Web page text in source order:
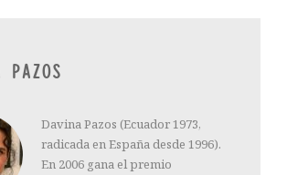
PAZOS
Davina Pazos (Ecuador 1973,
radicada en España desde 1996).
En 2006 gana el premio